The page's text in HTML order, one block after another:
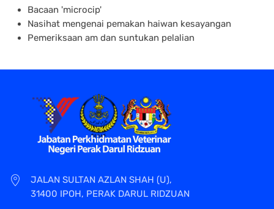
Bacaan 'microcip'
Nasihat mengenai pemakan haiwan kesayangan
Pemeriksaan am dan suntukan pelalian
JALAN SULTAN AZLAN SHAH (U),
31400 IPOH, PERAK DARUL RIDZUAN